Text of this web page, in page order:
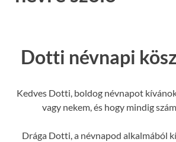
Dotti névnapi
Kedves Dotti, boldog névnapot
vagy nekem, és hogy mindig
Drága Dotti, a névnapod alkalmából